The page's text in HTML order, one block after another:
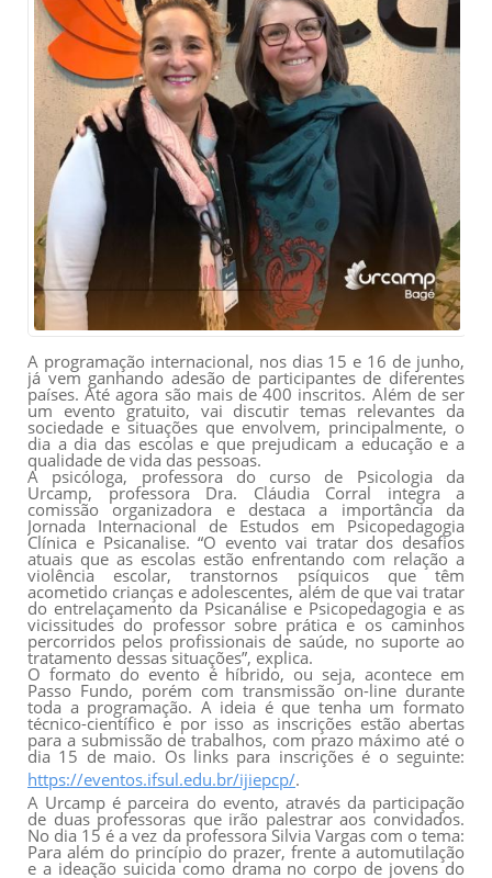
A programação internacional, nos dias 15 e 16 de junho,
já vem ganhando adesão de participantes de diferentes
países. Até agora são mais de 400 inscritos. Além de ser
um evento gratuito, vai discutir temas relevantes da
sociedade e situações que envolvem, principalmente, o
dia a dia das escolas e que prejudicam a educação e a
qualidade de vida das pessoas.
A psicóloga, professora do curso de Psicologia da
Urcamp, professora Dra. Cláudia Corral integra a
comissão organizadora e destaca a importância da
Jornada Internacional de Estudos em Psicopedagogia
Clínica e Psicanalise. “O evento vai tratar dos desafios
atuais que as escolas estão enfrentando com relação a
violência escolar, transtornos psíquicos que têm
acometido crianças e adolescentes, além de que vai tratar
do entrelaçamento da Psicanálise e Psicopedagogia e as
vicissitudes do professor sobre prática e os caminhos
percorridos pelos profissionais de saúde, no suporte ao
tratamento dessas situações”, explica.
O formato do evento é híbrido, ou seja, acontece em
Passo Fundo, porém com transmissão on-line durante
toda a programação. A ideia é que tenha um formato
técnico-científico e por isso as inscrições estão abertas
para a submissão de trabalhos, com prazo máximo até o
dia 15 de maio. Os links para inscrições é o seguinte:
https://eventos.ifsul.edu.br/ijiepcp/.
A Urcamp é parceira do evento, através da participação
de duas professoras que irão palestrar aos convidados.
No dia 15 é a vez da professora Silvia Vargas com o tema:
Para além do princípio do prazer, frente a automutilação
e a ideação suicida como drama no corpo de jovens do